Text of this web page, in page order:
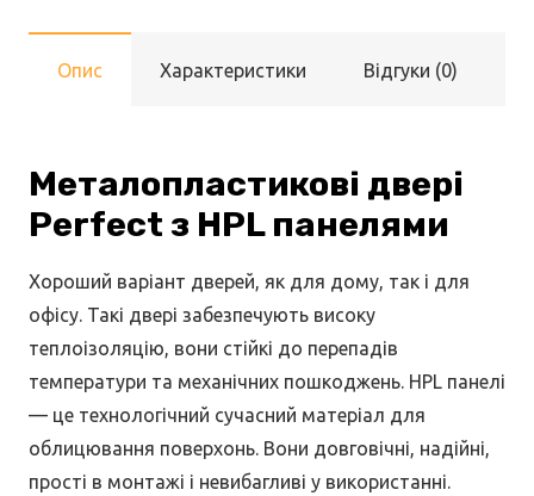
Опис Характеристики Відгуки (0)
Металопластикові двері
Perfect з HPL панелями
Хороший варіант дверей, як для дому, так і для
офісу. Такі двері забезпечують високу
теплоізоляцію, вони стійкі до перепадів
температури та механічних пошкоджень. HPL панелі
— це технологічний сучасний матеріал для
облицювання поверхонь. Вони довговічні, надійні,
прості в монтажі і невибагливі у використанні.